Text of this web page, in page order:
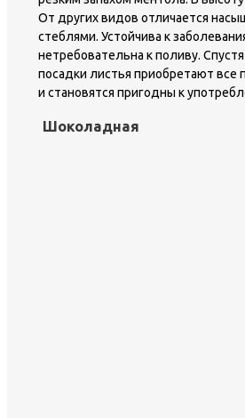
От других видов отличается
стеблями. Устойчива к
нетребовательна к поливу.
посадки листья приобретают все
и становятся пригодны к
Шоколадная